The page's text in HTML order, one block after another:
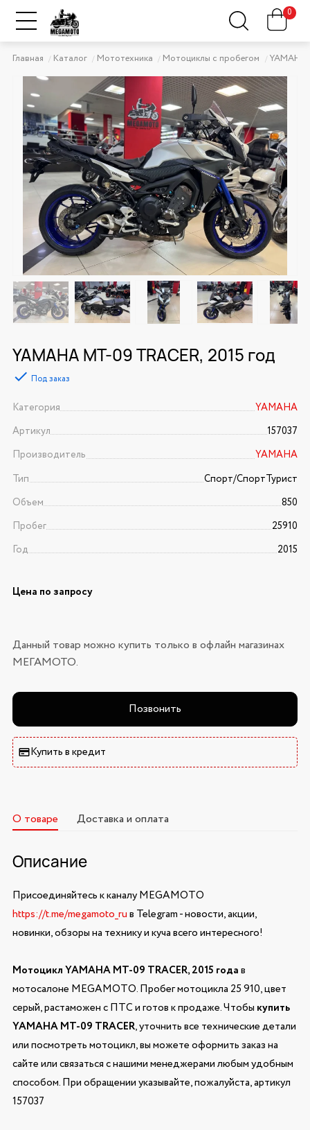
0
Главная Каталог Мототехника Мотоциклы с пробегом YAMAHA
YAMAHA MT-09 TRACER, 2015 год
Под заказ
Категория
YAMAHA
Артикул
157037
Производитель
YAMAHA
Тип
Спорт/CпортТурист
Объем
850
Пробег
25910
Год
2015
Цена по запросу
Данный товар можно купить только в офлайн магазинах
МЕГАМОТО.
Позвонить
Купить в кредит
О товаре Доставка и оплата
Описание
Присоединяйтесь к каналу MEGAMOTO
https://t.me/megamoto_ruв Telegram - новости, акции,
новинки, обзоры на технику и куча всего интересного!
Мотоцикл YAMAHA MT-09 TRACER, 2015 годав
мотосалоне MEGAMOTO. Пробег мотоцикла 25 910, цвет
серый, растаможен с ПТС и готов к продаже. Чтобы купить
YAMAHA MT-09 TRACER, уточнить все технические детали
или посмотреть мотоцикл, вы можете оформить заказ на
сайте или связаться с нашими менеджерами любым удобным
способом. При обращении указывайте, пожалуйста, артикул
157037